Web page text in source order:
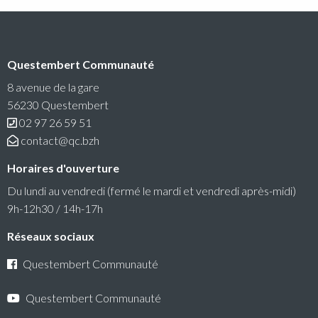
RéColTE : Appel à projets citoyen pour les
transitions et l’environnement
Questembert Communauté lance un 3e appel à projets
auquel peuvent candidater les associations du territoire.
Questembert Communauté
8 avenue de la gare
56230 Questembert
02 97 26 59 51
contact@qc.bzh
Horaires d'ouverture
Du lundi au vendredi (fermé le mardi et vendredi après-midi)
9h-12h30 / 14h-17h
Réseaux sociaux
Questembert Communauté
Questembert Communauté